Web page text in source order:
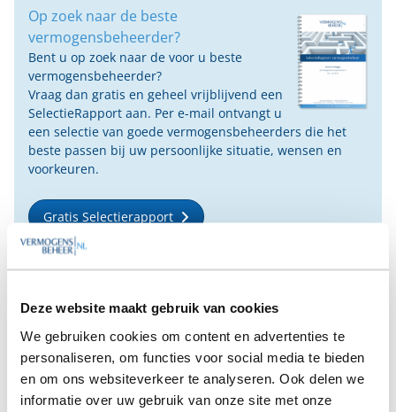
Deze website maakt gebruik van cookies
We gebruiken cookies om content en advertenties te
personaliseren, om functies voor social media te bieden
en om ons websiteverkeer te analyseren. Ook delen we
informatie over uw gebruik van onze site met onze
Op zoek naar de beste
vermogensbeheerder?
Bent u op zoek naar de voor u beste
vermogensbeheerder?
Vraag dan gratis en geheel vrijblijvend een
SelectieRapport aan. Per e-mail ontvangt u
een selectie van goede vermogensbeheerders die het
beste passen bij uw persoonlijke situatie, wensen en
voorkeuren.
Gratis Selectierapport
Anderen bekeken ook:
Vanaf
€10.000
Vanaf
€15.000
Vanaf
€10.000
Vanaf
€50.000